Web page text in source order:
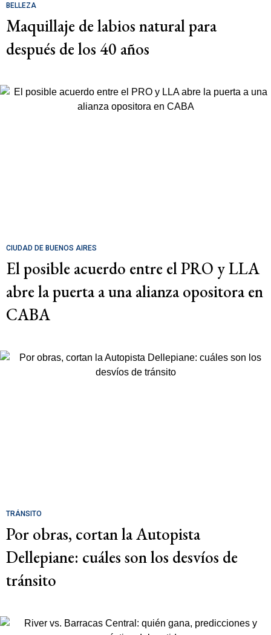
BELLEZA
Maquillaje de labios natural para
después de los 40 años
CIUDAD DE BUENOS AIRES
El posible acuerdo entre el PRO y LLA
abre la puerta a una alianza opositora en
CABA
TRÁNSITO
Por obras, cortan la Autopista
Dellepiane: cuáles son los desvíos de
tránsito